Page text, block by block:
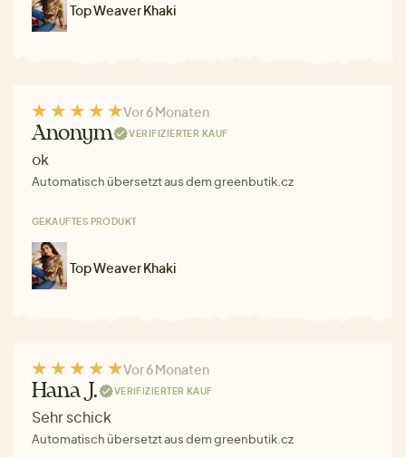
Top Weaver Khaki
Vor 6 Monaten
Anonym VERIFIZIERTER KAUF
ok
Automatisch übersetzt aus dem greenbutik.cz
GEKAUFTES PRODUKT
Top Weaver Khaki
Vor 6 Monaten
Hana J. VERIFIZIERTER KAUF
Sehr schick
Automatisch übersetzt aus dem greenbutik.cz